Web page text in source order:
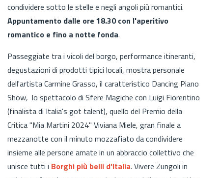
condividere sotto le stelle e negli angoli più romantici.
Appuntamento dalle ore 18.30 con l'aperitivo
romantico e fino a notte fonda.
Passeggiate tra i vicoli del borgo, performance itineranti,
degustazioni di prodotti tipici locali, mostra personale
dell'artista Carmine Grasso, il caratteristico Dancing Piano
Show, lo spettacolo di Sfere Magiche con Luigi Fiorentino
(finalista di Italia's got talent), quello del Premio della
Critica "Mia Martini 2024" Viviana Miele, gran finale a
mezzanotte con il minuto mozzafiato da condividere
insieme alle persone amate in un abbraccio collettivo che
unisce tutti i Borghi più belli d'Italia. Vivere Zungoli in